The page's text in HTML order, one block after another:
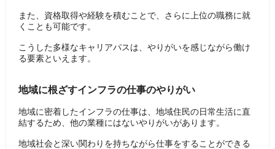
また、資格取得や経験を積むことで、さらに上位の職務に就
くことも可能です。
こうした多様なキャリアパスは、やりがいを感じながら働け
る要素といえます。
地域に根ざすインフラの仕事のやりがい
地域に密着したインフラの仕事は、地域住民の日常生活に直
結するため、他の業種にはないやりがいがあります。
地域社会と深い関わりを持ちながら仕事をすることができる